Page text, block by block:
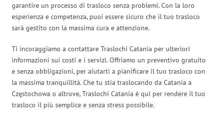
garantire un processo di trasloco senza problemi. Con la loro
esperienza e competenza, puoi essere sicuro che il tuo trasloco
sarà gestito con la massima cura e attenzione.
Ti incoraggiamo a contattare Traslochi Catania per ulteriori
informazioni sui costi e i servizi. Offriamo un preventivo gratuito
e senza obbligazioni, per aiutarti a pianificare il tuo trasloco con
la massima tranquillità. Che tu stia traslocando da Catania a
Częstochowa o altrove, Traslochi Catania è qui per rendere il tuo
trasloco il più semplice e senza stress possibile.